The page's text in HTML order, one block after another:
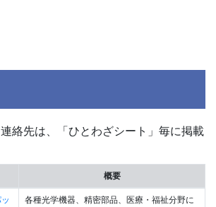
連絡先は、「ひとわざシート」毎に掲載
概要
各種光学機器、精密部品、医療・福祉分野に